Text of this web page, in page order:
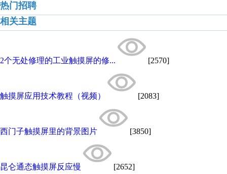
热门招聘
相关主题
2个无处修理的工业触摸屏的修... [2570]
触摸屏应用技术教程（视频） [2083]
西门子触摸屏里的背景图片 [3850]
昆仑通态触摸屏反应慢 [2652]